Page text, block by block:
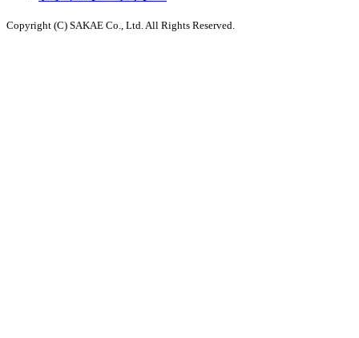
Copyright (C) SAKAE Co., Ltd. All Rights Reserved.